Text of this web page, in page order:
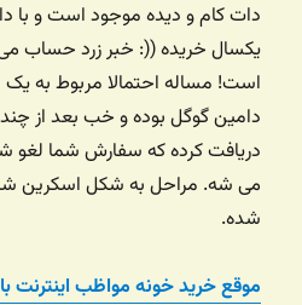
یکسال خریده ((: خبر زرد حساب
است!‌ مساله احتمالا مربوط به
دامین گوگل بوده و خب بعد از
دریافت کرده که سفارش شما لغو
می شه. مراحل به شکل اسکرین
شده.
موقع خرید خونه مواظب اینترنت